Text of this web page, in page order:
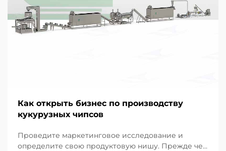
Как открыть бизнес по производству
кукурузных чипсов
Проведите маркетинговое исследование и
определите свою продуктовую нишу. Прежде чем